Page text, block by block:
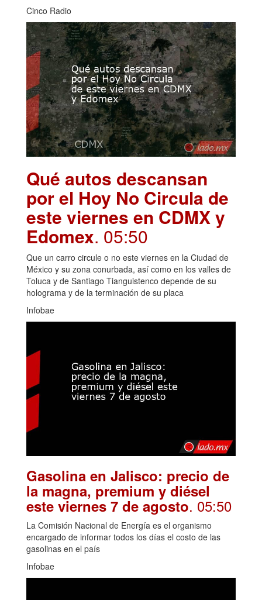
Cinco Radio
Qué autos descansan
por el Hoy No Circula de
este viernes en CDMX y
Edomex. 05:50
Que un carro circule o no este viernes en la Ciudad de
México y su zona conurbada, así como en los valles de
Toluca y de Santiago Tianguistenco depende de su
holograma y de la terminación de su placa
Infobae
Gasolina en Jalisco: precio de
la magna, premium y diésel
este viernes 7 de agosto. 05:50
La Comisión Nacional de Energía es el organismo
encargado de informar todos los días el costo de las
gasolinas en el país
Infobae